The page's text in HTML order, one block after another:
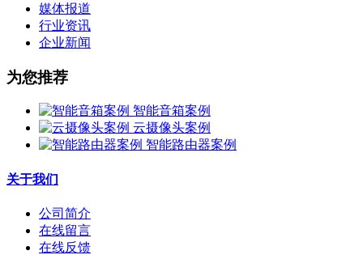
媒体报道
行业资讯
企业新闻
为您推荐
智能音箱案例
云摄像头案例
智能路由器案例
关于我们
公司简介
在线留言
在线反馈